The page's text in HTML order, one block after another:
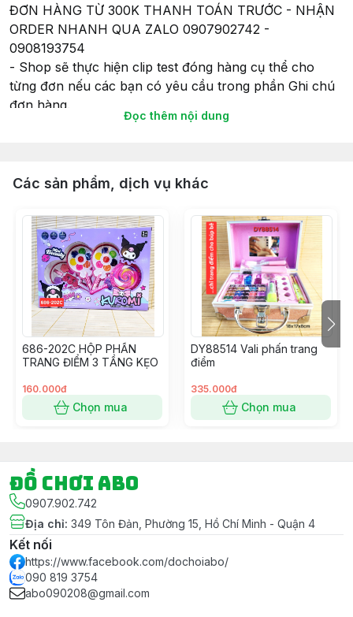
ĐƠN HÀNG TỪ 300K THANH TOÁN TRƯỚC - NHẬN
ORDER NHANH QUA ZALO 0907902742 -
0908193754
- Shop sẽ thực hiện clip test đóng hàng cụ thể cho
từng đơn nếu các bạn có yêu cầu trong phần Ghi chú
đơn hàng.
- Tất cả các sản phẩm gửi đi, Shop sẽ lắp đầy đủ pin
món đồ chơi khi gửi hàng giao cho Khách hàng của
- Thời gian giao hàng sẽ theo như cam kết của Sàn
TMĐT nên Bạn vui lòng đọc kỹ thông tin về Giao hàng
khi kết đơn nhé.
- Ngoài ra Shop còn có dịch vụ Gói Quà Miễn Phí khi
Khách hàng có Yêu Cầu cho mục đích tặng quà – Vui
lòng ghi chú Đơn hàng nếu có nhu cầu và cho Shop
xin thông tin màu Giấy gói luôn nhé.
#dochoi #dochoitreem #dochoichobe #dochoibegai
#dochoibetrai #dochoihoatoc #hoatoc #goiqua
#goiquamienphi
Đọc thêm nội dung
Các sản phẩm, dịch vụ khác
686-202C HỘP PHẤN
TRANG ĐIỂM 3 TẦNG KẸO
160.000đ
Chọn mua
DY88514 Vali phấn trang
điểm
335.000đ
Chọn mua
Đồ chơi ABO
0907.902.742
Địa chỉ: 349 Tôn Đản, Phường 15, Hồ Chí Minh - Quận 4
Kết nối
https://www.facebook.com/dochoiabo/
090 819 3754
abo090208@gmail.com